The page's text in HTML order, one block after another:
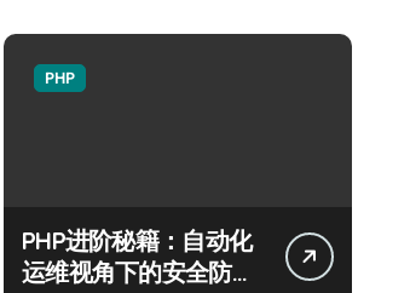
PHP
PHP进阶秘籍：自动化
运维视角下的安全防注